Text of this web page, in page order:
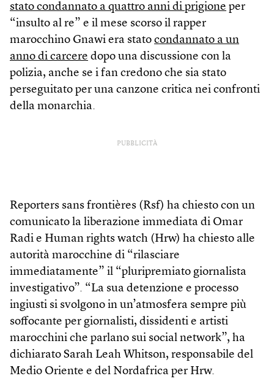
stato condannato a quattro anni di prigione per
“insulto al re” e il mese scorso il rapper
marocchino Gnawi era stato condannato a un
anno di carcere dopo una discussione con la
polizia, anche se i fan credono che sia stato
perseguitato per una canzone critica nei confronti
della monarchia.
PUBBLICITÀ
Reporters sans frontières (Rsf) ha chiesto con un
comunicato la liberazione immediata di Omar
Radi e Human rights watch (Hrw) ha chiesto alle
autorità marocchine di “rilasciare
immediatamente” il “pluripremiato giornalista
investigativo”. “La sua detenzione e processo
ingiusti si svolgono in un’atmosfera sempre più
soffocante per giornalisti, dissidenti e artisti
marocchini che parlano sui social network”, ha
dichiarato Sarah Leah Whitson, responsabile del
Medio Oriente e del Nordafrica per Hrw.